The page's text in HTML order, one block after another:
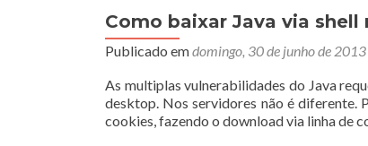
Como baixar Java via shell
Publicado emdomingo, 30 de junho de 2013
As multiplas vulnerabilidades do Java
desktop. Nos servidores não é diferente.
cookies, fazendo o download via linha de